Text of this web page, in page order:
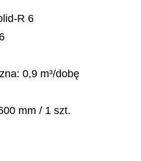
R 6
0,9 m³/dobę
mm / 1 szt.